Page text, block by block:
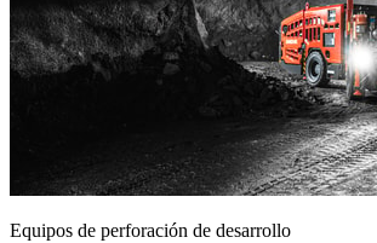
Equipos de perforación de desarrollo